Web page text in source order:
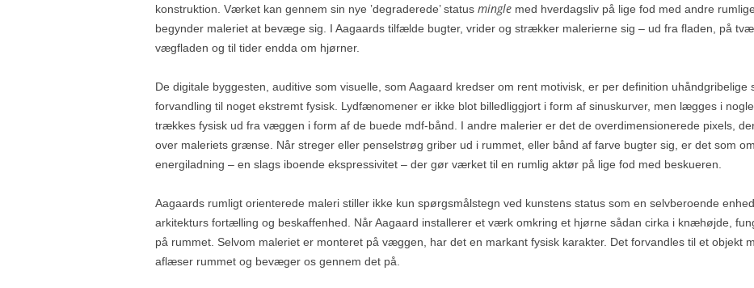
konstruktion. Værket kan gennem sin nye ’degraderede’ status mingle med hverdagsliv på lige fod med andre
begynder maleriet at bevæge sig. I Aagaards tilfælde bugter, vrider og strækker malerierne sig – ud fra fladen, på
vægfladen og til tider endda om hjørner.
De digitale byggesten, auditive som visuelle, som Aagaard kredser om rent motivisk, er per definition uhåndgribelige
forvandling til noget ekstremt fysisk. Lydfænomener er ikke blot billedliggjort i form af sinuskurver, men lægges i
trækkes fysisk ud fra væggen i form af de buede mdf-bånd. I andre malerier er det de overdimensionerede pixels,
over maleriets grænse. Når streger eller penselstrøg griber ud i rummet, eller bånd af farve bugter sig, er det som
energiladning – en slags iboende ekspressivitet – der gør værket til en rumlig aktør på lige fod med beskueren.
Aagaards rumligt orienterede maleri stiller ikke kun spørgsmålstegn ved kunstens status som en selvberoende
arkitekturs fortælling og beskaffenhed. Når Aagaard installerer et værk omkring et hjørne sådan cirka i knæhøjde,
på rummet. Selvom maleriet er monteret på væggen, har det en markant fysisk karakter. Det forvandles til et objekt
aflæser rummet og bevæger os gennem det på.